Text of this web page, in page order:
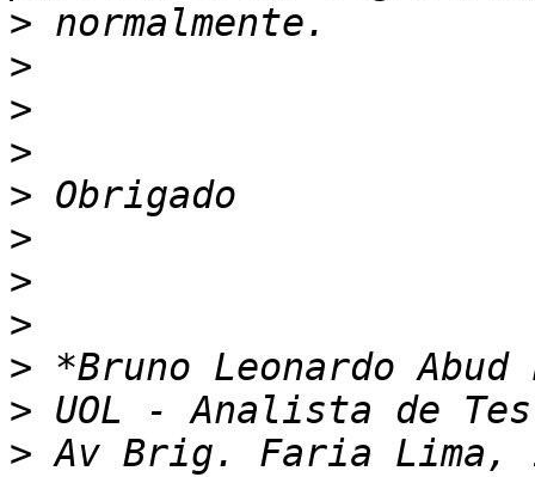
>
>
>
>
>
>
>
>
>
>
> Av Brig. Faria Lima,